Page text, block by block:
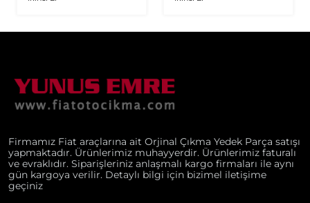
JTD Orijinal Turbo
Firmamız Fiat araçlarına ait Orjinal Çıkma Yedek Parça satışı
yapmaktadır. Ürünlerimiz muhayyerdir. Ürünlerimiz faturalı
ve evraklıdır. Siparişleriniz anlaşmalı kargo firmaları ile aynı
gün kargoya verilir. Detaylı bilgi için bizimel iletişime
geçiniz